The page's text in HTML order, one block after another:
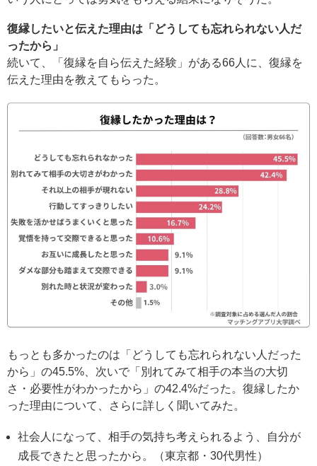
復縁したいと伝えた理由は「どうしても忘れられない人だ
ったから」
続いて、「復縁を自ら伝えた経験」がある66人に、復縁を
伝えた理由を教えてもらった。
もっとも多かったのは「どうしても忘れられない人だった
から」の45.5%、次いで「別れてみて相手の本当の大切
さ・必要性がわかったから」の42.4%だった。復縁したか
った理由について、さらに詳しく聞いてみた。
社会人になって、相手の気持ち考えられるよう、自分が
成長できたと思ったから。（東京都・30代男性）